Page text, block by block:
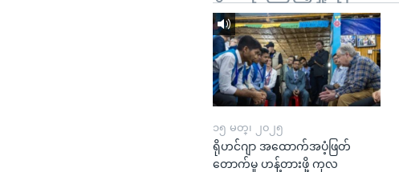
၁၅ မတ္၊ ၂၀၂၅
ရိုဟင်ဂျာ အထောက်အပံ့ဖြတ်
တောက်မှု ဟန့်တားဖို့ ကုလ